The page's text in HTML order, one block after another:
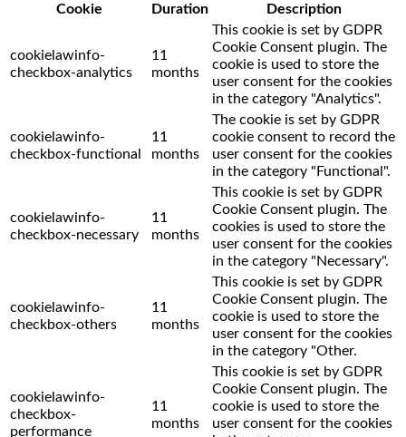
Cookie
Duration Description
cookielawinfo-
checkbox-analytics
11
months
This cookie is set by GDPR
Cookie Consent plugin. The
cookie is used to store the
user consent for the cookies
in the category "Analytics".
cookielawinfo-
checkbox-functional
11
months
The cookie is set by GDPR
cookie consent to record the
user consent for the cookies
in the category "Functional".
cookielawinfo-
checkbox-necessary
11
months
This cookie is set by GDPR
Cookie Consent plugin. The
cookies is used to store the
user consent for the cookies
in the category "Necessary".
cookielawinfo-
checkbox-others
11
months
This cookie is set by GDPR
Cookie Consent plugin. The
cookie is used to store the
user consent for the cookies
in the category "Other.
cookielawinfo-
checkbox-
performance
11
months
This cookie is set by GDPR
Cookie Consent plugin. The
cookie is used to store the
user consent for the cookies